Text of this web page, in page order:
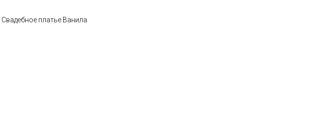
Свадебное платье Ванила